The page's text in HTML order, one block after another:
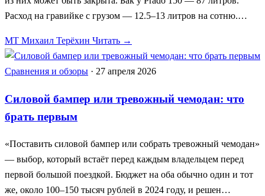
Расход на гравийке с грузом — 12.5–13 литров на сотню.…
МТ Михаил Терёхин Читать →
Сравнения и обзоры · 27 апреля 2026
Силовой бампер или тревожный чемодан: что
брать первым
«Поставить силовой бампер или собрать тревожный чемодан»
— выбор, который встаёт перед каждым владельцем перед
первой большой поездкой. Бюджет на оба обычно один и тот
же, около 100–150 тысяч рублей в 2024 году, и решен…